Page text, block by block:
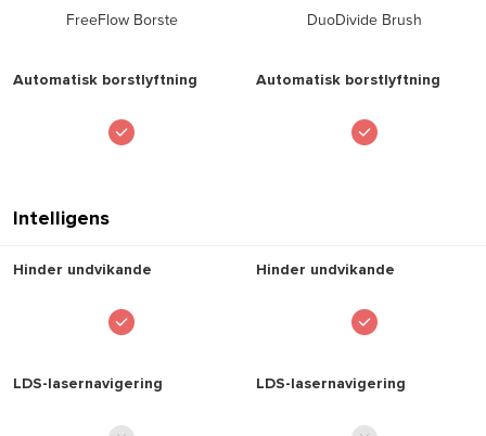
Automatisk borstlyftning Automatisk borstlyftning
Intelligens
Hinder undvikande Hinder undvikande
LDS-lasernavigering LDS-lasernavigering
FreeFlow Borste DuoDivide Brush